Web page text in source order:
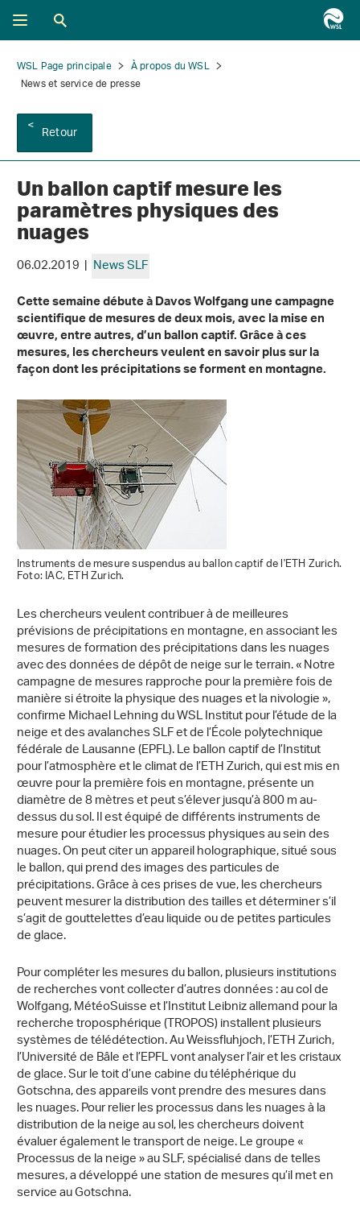
WSL Page principale
À propos du WSL
News et service de presse
Retour
Un ballon captif mesure les
paramètres physiques des
nuages
06.02.2019 | News SLF
Cette semaine débute à Davos Wolfgang une campagne
scientifique de mesures de deux mois, avec la mise en
œuvre, entre autres, d’un ballon captif. Grâce à ces
mesures, les chercheurs veulent en savoir plus sur la
façon dont les précipitations se forment en montagne.
Instruments de mesure suspendus au ballon captif de l'ETH Zurich.
Foto: IAC, ETH Zurich.
Les chercheurs veulent contribuer à de meilleures
prévisions de précipitations en montagne, en associant les
mesures de formation des précipitations dans les nuages
avec des données de dépôt de neige sur le terrain. « Notre
campagne de mesures rapproche pour la première fois de
manière si étroite la physique des nuages et la nivologie »,
confirme Michael Lehning du WSL Institut pour l’étude de la
neige et des avalanches SLF et de l’École polytechnique
fédérale de Lausanne (EPFL). Le ballon captif de l’Institut
pour l’atmosphère et le climat de l’ETH Zurich, qui est mis en
œuvre pour la première fois en montagne, présente un
diamètre de 8 mètres et peut s’élever jusqu’à 800 m au-
dessus du sol. Il est équipé de différents instruments de
mesure pour étudier les processus physiques au sein des
nuages. On peut citer un appareil holographique, situé sous
le ballon, qui prend des images des particules de
précipitations. Grâce à ces prises de vue, les chercheurs
peuvent mesurer la distribution des tailles et déterminer s’il
s’agit de gouttelettes d’eau liquide ou de petites particules
de glace.
Pour compléter les mesures du ballon, plusieurs institutions
de recherches vont collecter d’autres données : au col de
Wolfgang, MétéoSuisse et l’Institut Leibniz allemand pour la
recherche troposphérique (TROPOS) installent plusieurs
systèmes de télédétection. Au Weissfluhjoch, l’ETH Zurich,
l’Université de Bâle et l’EPFL vont analyser l’air et les cristaux
de glace. Sur le toit d’une cabine du téléphérique du
Gotschna, des appareils vont prendre des mesures dans
les nuages. Pour relier les processus dans les nuages à la
distribution de la neige au sol, les chercheurs doivent
évaluer également le transport de neige. Le groupe «
Processus de la neige » au SLF, spécialisé dans de telles
mesures, a développé une station de mesures qu’il met en
service au Gotschna.